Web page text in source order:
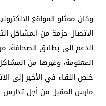
وكان ممثلو المواقع
الاتصال حزمة من المشاكل
الدعم إلى بطائق الصحافة،
المعلومة، وغيرها من
خلص اللقاء في الأخير إلى
مارس المقبل من أجل تدارس